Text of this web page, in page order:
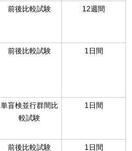
前後比較試験 12週間
前後比較試験 1日間
単盲検並行群間比
較試験
1日間
前後比較試験 1日間